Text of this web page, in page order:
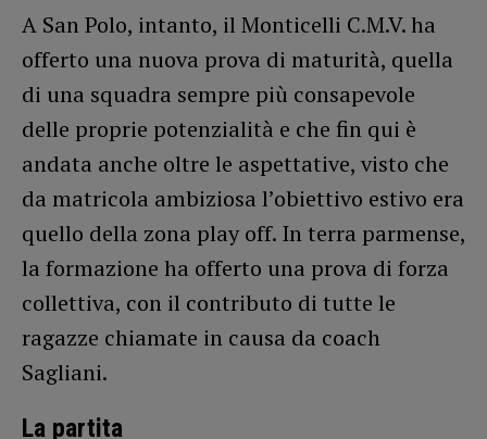
A San Polo, intanto, il Monticelli C.M.V. ha
offerto una nuova prova di maturità, quella
di una squadra sempre più consapevole
delle proprie potenzialità e che fin qui è
andata anche oltre le aspettative, visto che
da matricola ambiziosa l’obiettivo estivo era
quello della zona play off. In terra parmense,
la formazione ha offerto una prova di forza
collettiva, con il contributo di tutte le
ragazze chiamate in causa da coach
Sagliani.
La partita